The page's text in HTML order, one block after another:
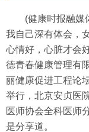
(健康时报融媒
我自己深有体会，
心情好，心脏才会
德青春健康管理有
丽健康促进工程论
举行，北京安贞医
医师协会全科医师
是分享道。